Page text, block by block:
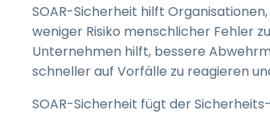
SOAR-Sicherheit hilft
weniger Risiko menschlicher Fehler
Unternehmen hilft, bessere
schneller auf Vorfälle zu reagieren
SOAR-Sicherheit fügt der